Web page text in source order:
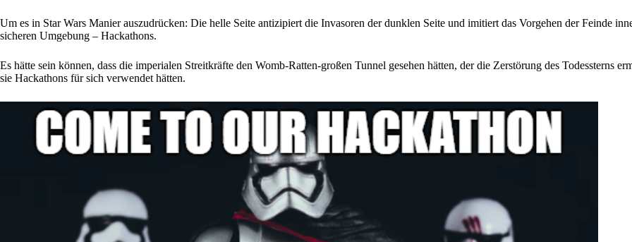
Um es in Star Wars Manier auszudrücken: Die helle Seite antizipiert die Invasoren der dunklen Seite und imitiert das Vorgehen der Feinde
sicheren Umgebung – Hackathons.
Es hätte sein können, dass die imperialen Streitkräfte den Womb-Ratten-großen Tunnel gesehen hätten, der die Zerstörung des Todessterns
sie Hackathons für sich verwendet hätten.